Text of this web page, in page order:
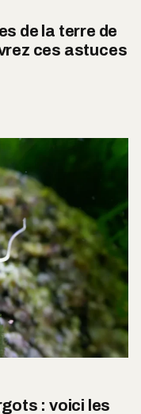
de la terre de
ces astuces
: voici les